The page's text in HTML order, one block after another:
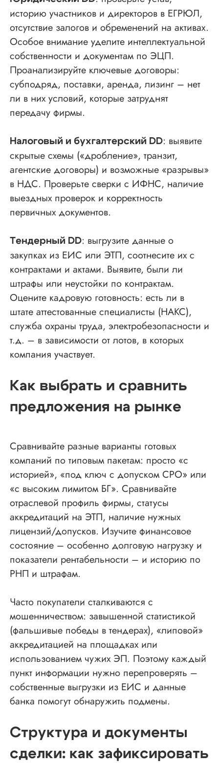
историю участников и директоров в ЕГРЮЛ,
отсутствие залогов и обременений на активах.
Особое внимание уделите интеллектуальной
собственности и документам по ЭЦП.
Проанализируйте ключевые договоры:
субподряд, поставки, аренда, лизинг – нет
ли в них условий, которые затруднят
передачу фирмы.
Налоговый и бухгалтерский DD: выявите
скрытые схемы («дробление», транзит,
агентские договоры) и возможные «разрывы»
в НДС. Проверьте сверки с ИФНС, наличие
выездных проверок и корректность
первичных документов.
Тендерный DD: выгрузите данные о
закупках из ЕИС или ЭТП, соотнесите их с
контрактами и актами. Выявите, были ли
штрафы или неустойки по контрактам.
Оцените кадровую готовность: есть ли в
штате аттестованные специалисты (НАКС),
служба охраны труда, электробезопасности и
т.д. – в зависимости от лотов, в которых
компания участвует.
Как выбрать и сравнить
предложения на рынке
Сравнивайте разные варианты готовых
компаний по типовым пакетам: просто «с
историей», «под ключ с допуском СРО» или
«с высоким лимитом БГ». Сравнивайте
отраслевой профиль фирмы, статусы
аккредитаций на ЭТП, наличие нужных
лицензий/допусков. Изучите финансовое
состояние – особенно долговую нагрузку и
показатели рентабельности – и историю по
РНП и штрафам.
Часто покупатели сталкиваются с
мошенничеством: завышенной статистикой
(фальшивые победы в тендерах), «липовой»
аккредитацией на площадках или
использованием чужих ЭП. Поэтому каждый
пункт информации нужно перепроверять –
собственные выгрузки из ЕИС и данные
банка помогут обнаружить подмены.
Структура и документы
сделки: как зафиксировать